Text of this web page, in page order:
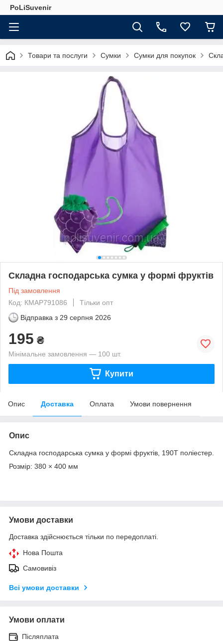
PoLiSuvenir
Товари та послуги Сумки Сумки для покупок
Складна господарська сумка у формі фруктів
Під замовлення
Код: КМAP791086
Тільки опт
Відправка з 29 серпня 2026
195 ₴
Мінімальне замовлення — 100 шт.
Купити
Опис Доставка Оплата Умови повернення
Опис
Складна господарська сумка у формі фруктів, 190T поліестер.
Розмір: 380 × 400 мм
Умови доставки
Доставка здійснюється тільки по передоплаті.
Нова Пошта
Самовивіз
Всі умови доставки
Умови оплати
Післяплата